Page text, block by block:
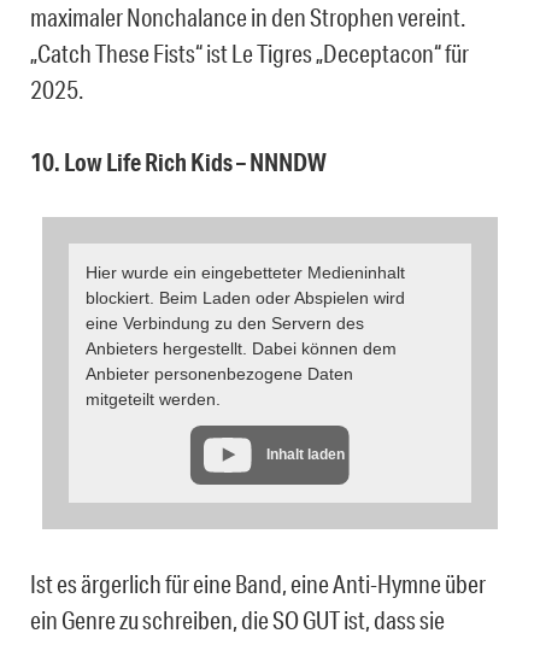
maximaler Nonchalance in den Strophen vereint.
„Catch These Fists“ ist Le Tigres „Deceptacon“ für
2025.
10. Low Life Rich Kids – NNNDW
Hier wurde ein eingebetteter Medieninhalt
blockiert. Beim Laden oder Abspielen wird
eine Verbindung zu den Servern des
Anbieters hergestellt. Dabei können dem
Anbieter personenbezogene Daten
mitgeteilt werden.
Inhalt laden
Ist es ärgerlich für eine Band, eine Anti-Hymne über
ein Genre zu schreiben, die SO GUT ist, dass sie